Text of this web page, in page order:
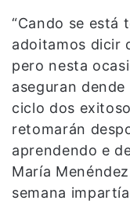
“Cando se está
adoitamos dicir
pero nesta
aseguran dende
ciclo dos
retomarán
aprendendo e
María
semana